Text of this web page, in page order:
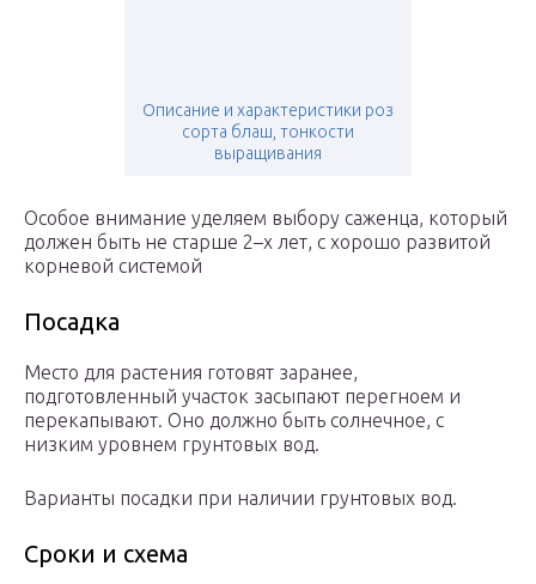
Описание и характеристики роз
сорта блаш, тонкости
выращивания
Особое внимание уделяем выбору саженца, который
должен быть не старше 2–х лет, с хорошо развитой
корневой системой
Посадка
Место для растения готовят заранее,
подготовленный участок засыпают перегноем и
перекапывают. Оно должно быть солнечное, с
низким уровнем грунтовых вод.
Варианты посадки при наличии грунтовых вод.
Сроки и схема